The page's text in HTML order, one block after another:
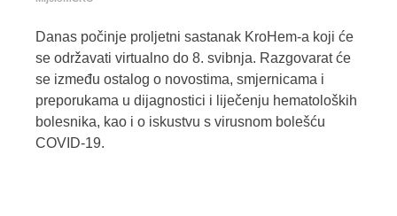
Danas počinje proljetni sastanak KroHem-a koji će
se održavati virtualno do 8. svibnja. Razgovarat će
se između ostalog o novostima, smjernicama i
preporukama u dijagnostici i liječenju hematoloških
bolesnika, kao i o iskustvu s virusnom bolešću
COVID-19.